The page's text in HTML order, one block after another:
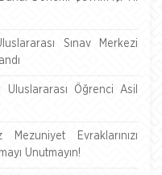
Sınav Merkezi
Uluslararası Öğrenci Asil
Mezuniyet Evraklarınızı
Unutmayın!